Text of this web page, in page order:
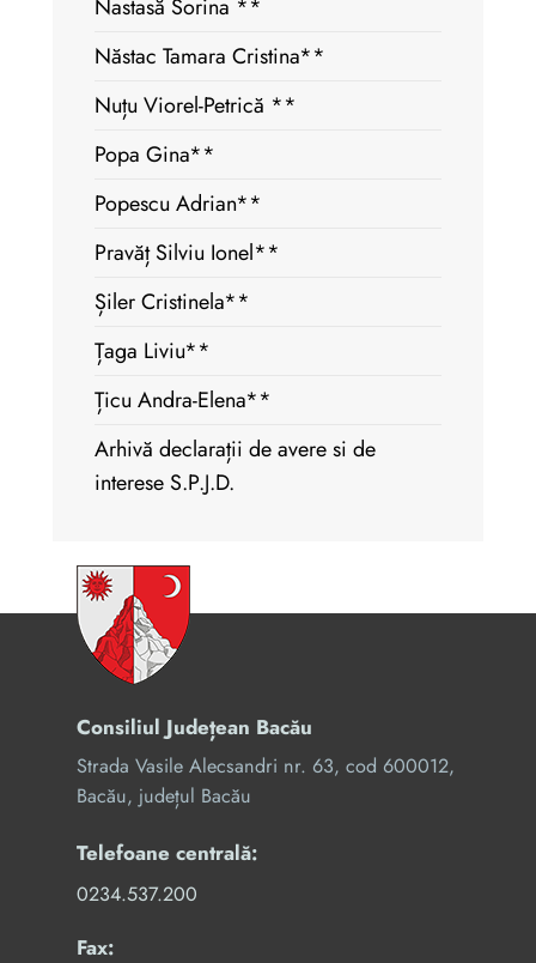
Nastasă Sorina **
Năstac Tamara Cristina**
Nuțu Viorel-Petrică **
Popa Gina**
Popescu Adrian**
Pravăț Silviu Ionel**
Șiler Cristinela**
Țaga Liviu**
Țicu Andra-Elena**
Arhivă declarații de avere si de
interese S.P.J.D.
Consiliul Județean Bacău
Strada Vasile Alecsandri nr. 63, cod 600012,
Bacău, județul Bacău
Telefoane centrală:
0234.537.200
Fax: